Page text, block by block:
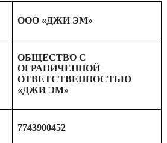
ООО «ДЖИ ЭМ»
ОБЩЕСТВО С
ОГРАНИЧЕННОЙ
ОТВЕТСТВЕННОСТЬЮ
«ДЖИ ЭМ»
7743900452